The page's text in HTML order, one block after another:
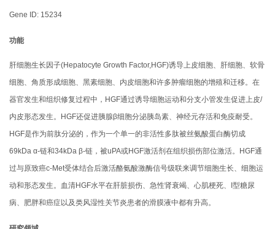
Gene ID: 15234
功能
肝细胞生长因子(Hepatocyte Growth Factor,HGF)诱导上皮细胞、肝细胞、软骨
细胞、角质形成细胞、黑素细胞、内皮细胞和许多肿瘤细胞的增殖和迁移。在
器官发生和组织修复过程中，HGF通过诱导细胞运动和分支小管发生促进上皮/
内皮形态发生。HGF还促进胰腺β细胞分泌胰岛素、神经元存活和免疫耐受。
HGF是作为前肽分泌的，作为一个单一的非活性多肽被丝氨酸蛋白酶切成
69kDa α-链和34kDa β-链，被uPA或HGF激活剂在组织损伤部位激活。HGF通
过与原致癌c-Met受体结合后激活酪氨酸激酶信号级联来调节细胞生长、细胞运
动和形态发生。血清HGF水平在肝脏损伤、急性肾衰竭、心肌梗死、I型糖尿
病、肥胖和癌症以及类风湿性关节炎患者的滑膜液中都有升高。